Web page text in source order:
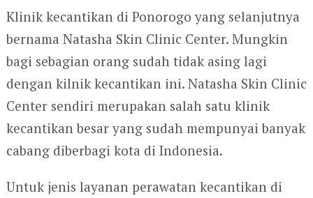
Klinik kecantikan di Ponorogo yang selanjutnya
bernama Natasha Skin Clinic Center. Mungkin
bagi sebagian orang sudah tidak asing lagi
dengan kilnik kecantikan ini. Natasha Skin Clinic
Center sendiri merupakan salah satu klinik
kecantikan besar yang sudah mempunyai banyak
cabang diberbagi kota di Indonesia.
Untuk jenis layanan perawatan kecantikan di